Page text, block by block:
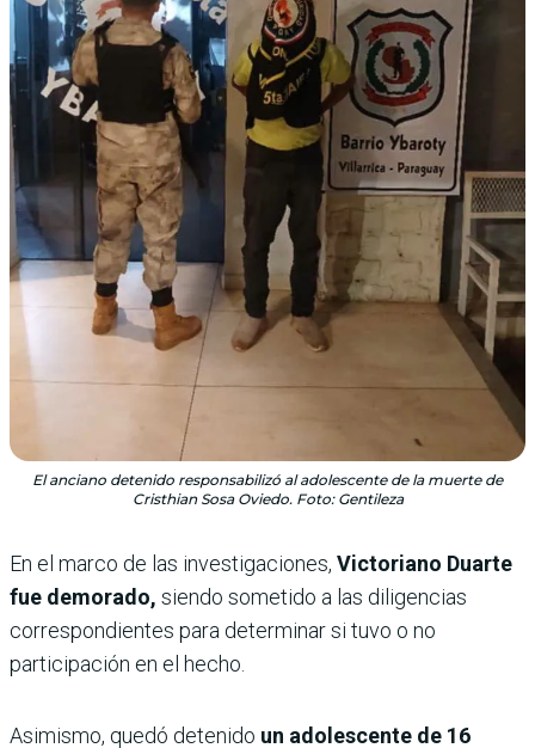
El anciano detenido responsabilizó al adolescente de la muerte de
Cristhian Sosa Oviedo. Foto: Gentileza
En el marco de las investigaciones, Victoriano Duarte
fue demorado, siendo sometido a las diligencias
correspondientes para determinar si tuvo o no
participación en el hecho.
Asimismo, quedó detenido un adolescente de 16